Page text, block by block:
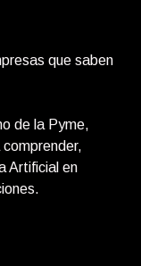
que saben
de la Pyme,
Artificial en